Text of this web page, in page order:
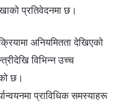
प्रतिवेदनमा छ।
अनियमितता देखिएको
विभिन्न उच्च
छ।
प्राविधिक समस्याहरू